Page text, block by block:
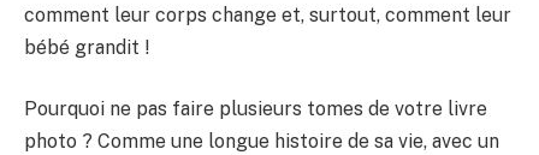
comment leur corps change et, surtout, comment leur
bébé grandit !
Pourquoi ne pas faire plusieurs tomes de votre livre
photo ? Comme une longue histoire de sa vie, avec un